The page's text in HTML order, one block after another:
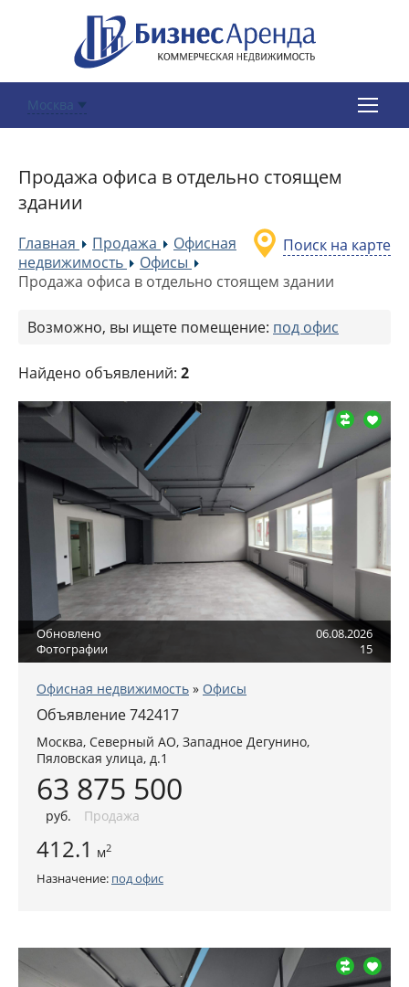
Москва
Продажа офиса в отдельно стоящем
здании
Поиск на карте
Главная »Продажа »Офисная
недвижимость
»Офисы
Продажа офиса в отдельно стоящем здании
Возможно, вы ищете помещение: под офис
Найдено объявлений: 2
Обновлено
06.08.2026
Фотографии
15
Офисная недвижимость » Офисы
Объявление 742417
Москва, Северный АО, Западное Дегунино,
Пяловская улица, д.1
63 875 500
руб. Продажа
412.1 м2
Назначение: под офис